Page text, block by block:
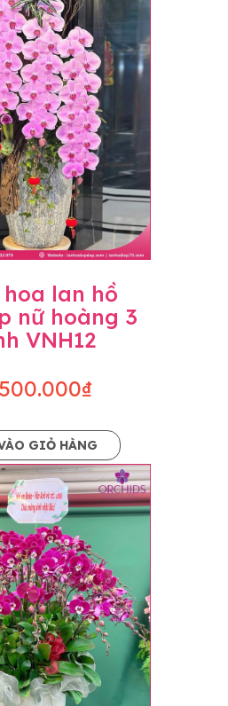
nên có thể sẽ
điểm hoa nở
80-90%,
báo và tư vấn
với người
hoa lan hồ
nữ hoàng 3
VNH12
GIỎ HÀNG